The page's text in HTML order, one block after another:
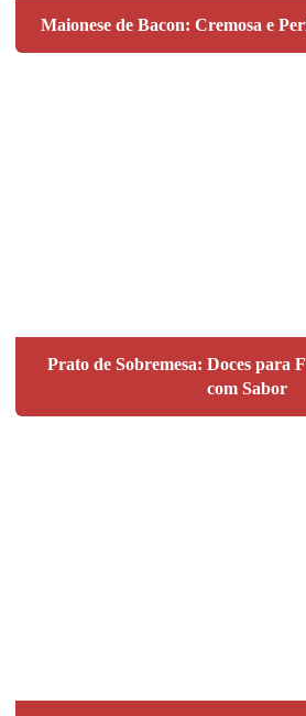
Maionese de Bacon: Cremosa e
Prato de Sobremesa: Doces para
com Sabor